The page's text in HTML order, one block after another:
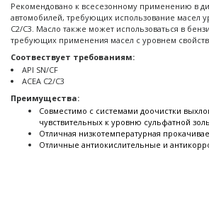
Рекомендовано к всесезонному применению в
автомобилей, требующих использование масел
С2/C3. Масло также может использоваться в
требующих применения масел с уровнем свойств
Соотвествует требованиям:
API SN/CF
ACEA C2/C3
Преимущества:
Совместимо с системами доочистки
чувствительных к уровню сульфатной
Отличная низкотемпературная
Отличные антиокислительные и